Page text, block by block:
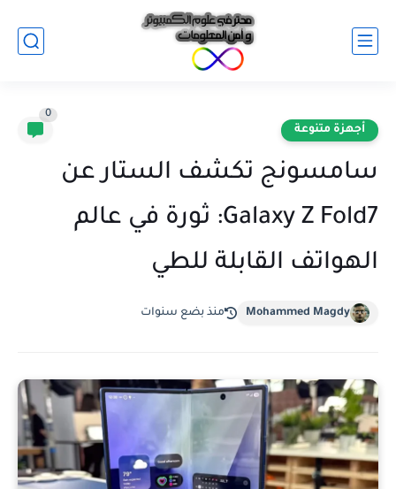
أجهزة متنوعة
0
سامسونج تكشف الستار عن
Galaxy Z Fold7: ثورة في عالم
الهواتف القابلة للطي
Mohammed Magdy منذ بضع سنوات